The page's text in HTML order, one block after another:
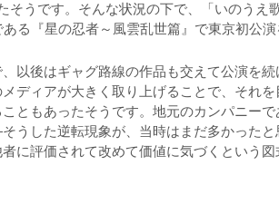
そうです。そんな状況の下で、「いのうえ
る『星の忍者～風雲乱世篇』で東京初公演
以後はギャグ路線の作品も交えて公演を
ディアが大きく取り上げることで、それ
ともあったそうです。地元のカンパニー
うした逆転現象が、当時はまだ多かったと
に評価されて改めて価値に気づくという